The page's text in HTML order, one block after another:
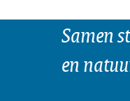
Samen
en